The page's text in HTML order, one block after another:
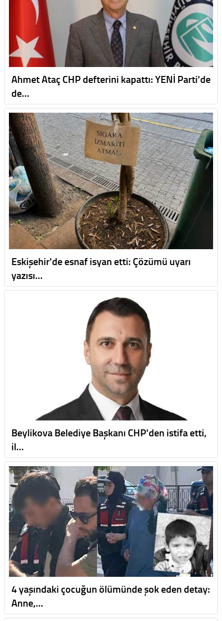
Ahmet Ataç CHP defterini kapattı: YENİ Parti'de
de…
Eskişehir'de esnaf isyan etti: Çözümü uyarı
yazısı…
Beylikova Belediye Başkanı CHP'den istifa etti,
il…
4 yaşındaki çocuğun ölümünde şok eden detay:
Anne,…